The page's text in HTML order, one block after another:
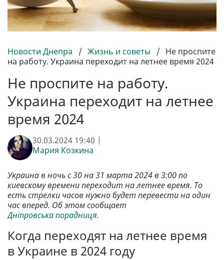
Новости Днепра / Жизнь и советы / Не проспите
на работу. Украина переходит на летнее время 2024
Не проспите на работу.
Украина переходит на летнее
время 2024
30.03.2024 19:40 |
Мария Козкина
Украина в ночь с 30 на 31 марта 2024 в 3:00 по
киевскому времени переходит на летнее время. То
есть стрелки часов нужно будет перевести на один
час вперед. Об этом сообщает
Дніпровська порадниця.
Когда переходят на летнее время
в Украине в 2024 году